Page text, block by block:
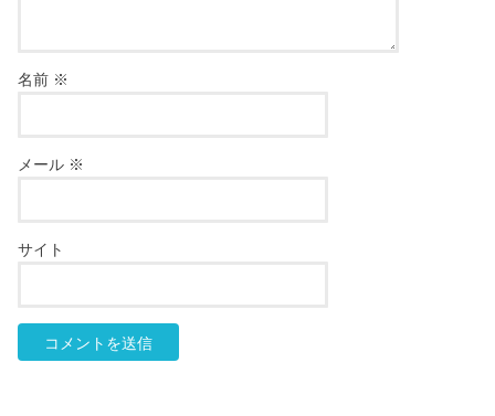
名前 ※
メール ※
サイト